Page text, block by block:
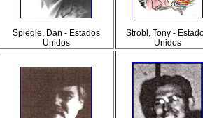
Spiegle, Dan - Estados
Unidos
Strobl, Tony -
Unidos